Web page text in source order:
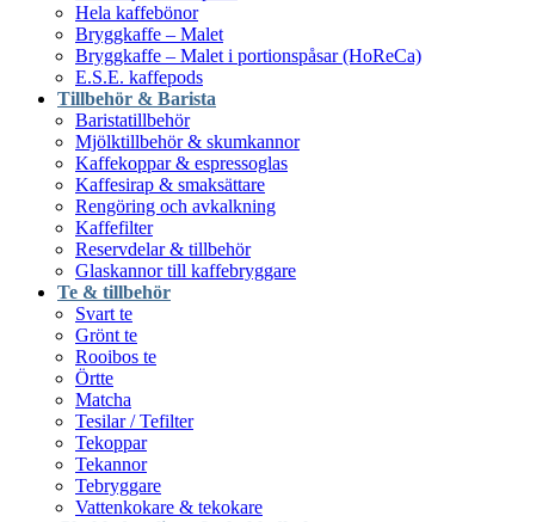
Hela kaffebönor
Bryggkaffe – Malet
Bryggkaffe – Malet i portionspåsar (HoReCa)
E.S.E. kaffepods
Tillbehör & Barista
Baristatillbehör
Mjölktillbehör & skumkannor
Kaffekoppar & espressoglas
Kaffesirap & smaksättare
Rengöring och avkalkning
Kaffefilter
Reservdelar & tillbehör
Glaskannor till kaffebryggare
Te & tillbehör
Svart te
Grönt te
Rooibos te
Örtte
Matcha
Tesilar / Tefilter
Tekoppar
Tekannor
Tebryggare
Vattenkokare & tekokare